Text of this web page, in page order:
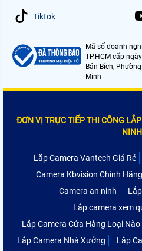
Tiktok
Mã số doanh
TP.HCM cấp
Bán Bích,
Minh
ĐƠN VỊ TRỰC TIẾP THI CÔNG
NINH
Lắp Camera Vantech Giá Rẻ
Camera Kbvision Chính Hãng
Camera an ninh
Lắp camera xem
Lắp Camera Cửa Hàng Loại Nào
Lắp Camera Nhà Xưởng
Lắp